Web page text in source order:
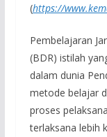
(https://
Pembelajaran
(BDR) istilah
dalam dunia
metode belajar
proses
terlaksana lebih